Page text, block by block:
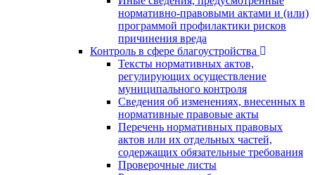
нормативно-правовыми актами и (или)
программой профилактики рисков
причинения вреда
Контроль в сфере благоустройства
Тексты нормативных актов,
регулирующих осуществление
муниципального контроля
Сведения об изменениях, внесенных в
нормативные правовые акты
Перечень нормативных правовых
актов или их отдельных частей,
содержащих обязательные требования
Проверочные листы